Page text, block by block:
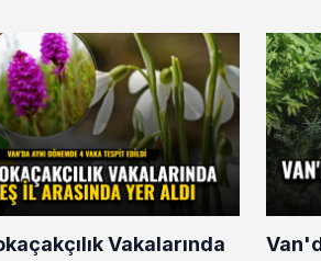
Vakalarında